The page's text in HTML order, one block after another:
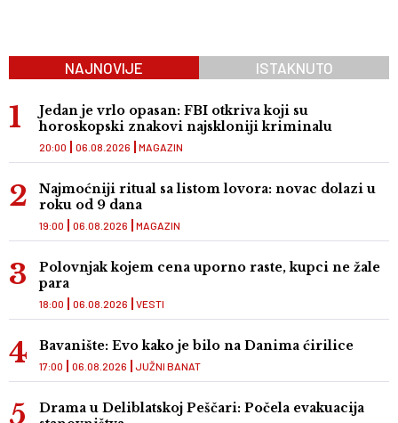
NAJNOVIJE ISTAKNUTO
Jedan je vrlo opasan: FBI otkriva koji su
horoskopski znakovi najskloniji kriminalu
MAGAZIN
20:00 06.08.2026
Najmoćniji ritual sa listom lovora: novac dolazi u
roku od 9 dana
MAGAZIN
19:00 06.08.2026
Polovnjak kojem cena uporno raste, kupci ne žale
para
VESTI
18:00 06.08.2026
Bavanište: Evo kako je bilo na Danima ćirilice
JUŽNI BANAT
17:00 06.08.2026
Drama u Deliblatskoj Peščari: Počela evakuacija